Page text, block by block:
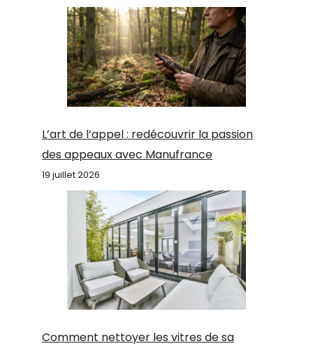
L’art de l’appel : redécouvrir la passion
des appeaux avec Manufrance
19 juillet 2026
Comment nettoyer les vitres de sa